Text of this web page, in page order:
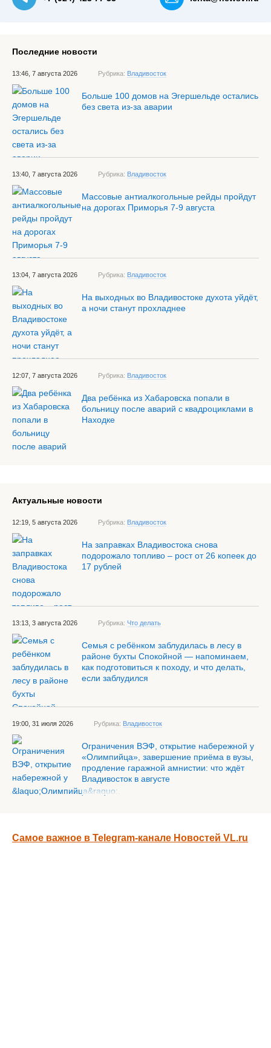
Последние новости
13:46, 7 августа 2026 Рубрика: Владивосток
Больше 100 домов на Эгершельде остались
без света из-за аварии
13:40, 7 августа 2026 Рубрика: Владивосток
Массовые антиалкогольные рейды пройдут
на дорогах Приморья 7-9 августа
13:04, 7 августа 2026 Рубрика: Владивосток
На выходных во Владивостоке духота уйдёт,
а ночи станут прохладнее
12:07, 7 августа 2026 Рубрика: Владивосток
Два ребёнка из Хабаровска попали в
больницу после аварий с квадроциклами в
Находке
Актуальные новости
12:19, 5 августа 2026 Рубрика: Владивосток
На заправках Владивостока снова
подорожало топливо – рост от 26 копеек до
17 рублей
13:13, 3 августа 2026 Рубрика: Что делать
Семья с ребёнком заблудилась в лесу в
районе бухты Спокойной — напоминаем,
как подготовиться к походу, и что делать,
если заблудился
19:00, 31 июля 2026 Рубрика: Владивосток
Ограничения ВЭФ, открытие набережной у
«Олимпийца», завершение приёма в вузы,
продление гаражной амнистии: что ждёт
Владивосток в августе
Самое важное в Telegram-канале Новостей VL.ru